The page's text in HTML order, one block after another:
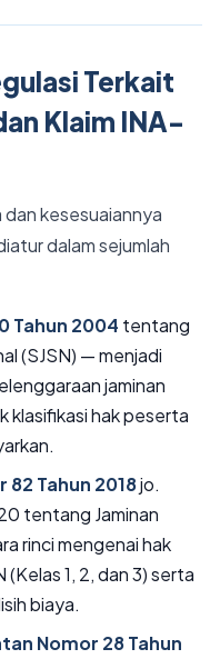
Terkait
Klaim INA-
kesesuaiannya
dalam sejumlah
Tahun 2004 tentang
(SJSN) — menjadi
jaminan
klasifikasi hak peserta
Tahun 2018jo.
tentang Jaminan
rinci mengenai hak
1, 2, dan 3) serta
biaya.
Nomor 28 Tahun